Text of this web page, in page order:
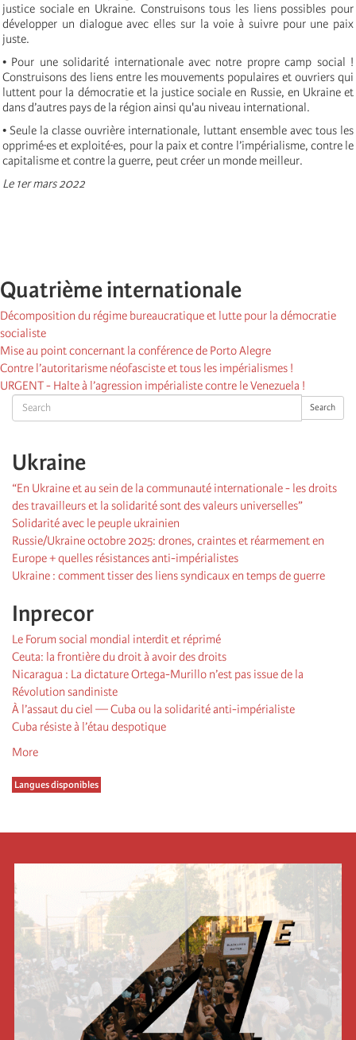
Search Search
Ukraine
“En Ukraine et au sein de la communauté internationale - les droits
des travailleurs et la solidarité sont des valeurs universelles”
Solidarité avec le peuple ukrainien
Russie/Ukraine octobre 2025: drones, craintes et réarmement en
Europe + quelles résistances anti-impérialistes
Ukraine : comment tisser des liens syndicaux en temps de guerre
Inprecor
Le Forum social mondial interdit et réprimé
Ceuta: la frontière du droit à avoir des droits
Nicaragua : La dictature Ortega-Murillo n’est pas issue de la
Révolution sandiniste
À l’assaut du ciel — Cuba ou la solidarité anti-impérialiste
Cuba résiste à l’étau despotique
More
Langues disponibles
justice sociale en Ukraine. Construisons tous les liens possibles pour
développer un dialogue avec elles sur la voie à suivre pour une paix
juste.
• Pour une solidarité internationale avec notre propre camp social !
Construisons des liens entre les mouvements populaires et ouvriers qui
luttent pour la démocratie et la justice sociale en Russie, en Ukraine et
dans d’autres pays de la région ainsi qu'au niveau international.
• Seule la classe ouvrière internationale, luttant ensemble avec tous les
opprimé·es et exploité·es, pour la paix et contre l’impérialisme, contre le
capitalisme et contre la guerre, peut créer un monde meilleur.
Le 1er mars 2022
Quatrième internationale
Décomposition du régime bureaucratique et lutte pour la démocratie
socialiste
Mise au point concernant la conférence de Porto Alegre
Contre l’autoritarisme néofasciste et tous les impérialismes !
URGENT - Halte à l’agression impérialiste contre le Venezuela !